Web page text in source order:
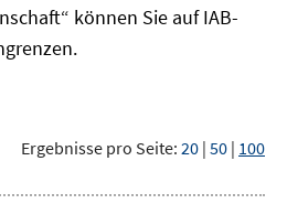
können Sie auf IAB-
Ergebnisse pro Seite: 20 | 50 | 100